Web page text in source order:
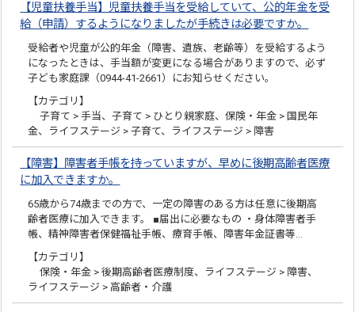
【児童扶養手当】児童扶養手当を受給していて、公的年金を受
給（申請）するようになりましたが手続きは必要ですか。
受給者や児童が公的年金（障害、遺族、老齢等）を受給するよう
になったときは、手当額が変更になる場合がありますので、必ず
子ども家庭課（0944-41-2661）にお知らせください。
【カテゴリ】
子育て > 手当、子育て > ひとり親家庭、保険・年金 > 国民年
金、ライフステージ > 子育て、ライフステージ > 障害
【障害】障害者手帳を持っていますが、早めに後期高齢者医療
に加入できますか。
65歳から74歳までの方で、一定の障害のある方は任意に後期高
齢者医療に加入できます。 ■届出に必要なもの ・身体障害者手
帳、精神障害者保健福祉手帳、療育手帳、障害年金証書等…
【カテゴリ】
保険・年金 > 後期高齢者医療制度、ライフステージ > 障害、
ライフステージ > 高齢者・介護